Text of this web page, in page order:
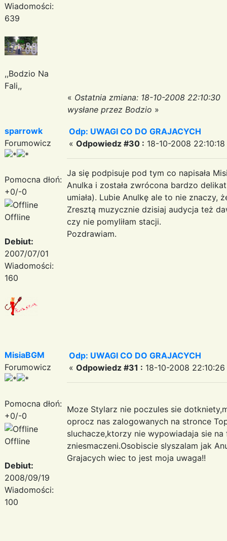
Wiadomości:
639
,,Bodzio Na
Fali,,
« Ostatnia zmiana: 18-10-2008 22:10:30
wysłane przez Bodzio »
sparrowk
Forumowicz
Pomocna dłoń:
+0/-0
Offline
Debiut:
2007/07/01
Wiadomości:
160
Odp: UWAGI CO DO GRAJACYCH
« Odpowiedz #30 : 18-10-2008 22:10:18
Ja się podpisuje pod tym co napisała
Anulka i została zwrócona bardzo
umiała). Lubie Anulkę ale to nie
Zresztą muzycznie dzisiaj audycja też
czy nie pomyliłam stacji.
Pozdrawiam.
MisiaBGM
Forumowicz
Pomocna dłoń:
+0/-0
Offline
Debiut:
2008/09/19
Wiadomości:
100
Odp: UWAGI CO DO GRAJACYCH
« Odpowiedz #31 : 18-10-2008 22:10:26
Moze Stylarz nie poczules sie
oprocz nas zalogowanych na stronce
sluchacze,ktorzy nie wypowiadaja sie
zniesmaczeni.Osobiscie slyszalam jak
Grajacych wiec to jest moja uwaga!!